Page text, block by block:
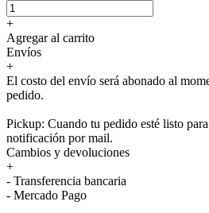
+
Agregar al carrito
Envíos
+
El costo del envío será abonado al
pedido.
Pickup: Cuando tu pedido esté listo
notificación por mail.
Cambios y devoluciones
+
- Transferencia bancaria
- Mercado Pago